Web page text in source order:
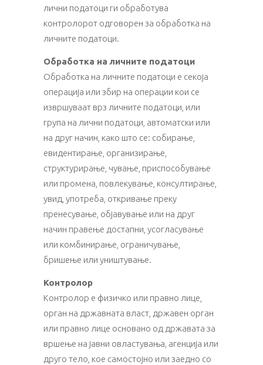
лични податоци ги обработува
контролорот одговорен за обработка на
личните податоци.
Обработка на личните податоци
Обработка на личните податоци е секоја
операција или збир на операции кои се
извршуваат врз личните податоци, или
група на лични податоци, автоматски или
на друг начин, како што се: собирање,
евидентирање, организирање,
структурирање, чување, приспособување
или промена, повлекување, консултирање,
увид, употреба, откривање преку
пренесување, објавување или на друг
начин правење достапни, усогласување
или комбинирање, ограничување,
бришење или уништување.
Контролор
Контролор е физичко или правно лице,
орган на државната власт, државен орган
или правно лице основано од државата за
вршење на јавни овластувања, агенција или
друго тело, кое самостојно или заедно со